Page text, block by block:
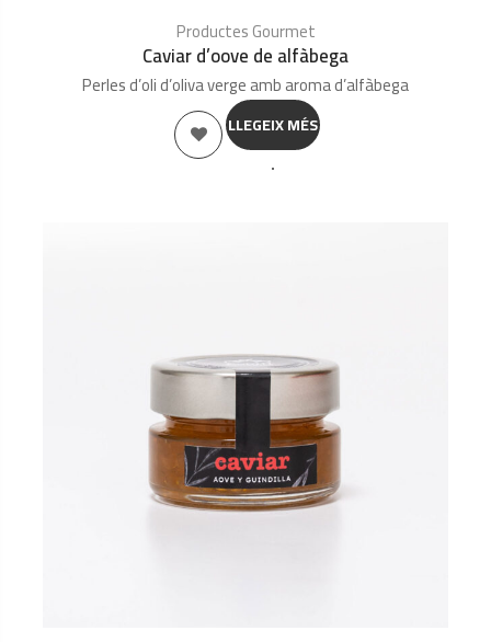
Productes Gourmet
Caviar d’oove de alfàbega
Perles d’oli d’oliva verge amb aroma d’alfàbega
LLEGEIX MÉS